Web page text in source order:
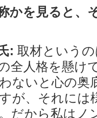
を見ると、
: 取材という
全人格を懸け
ないと心の奥
が、それには
だから私はノ